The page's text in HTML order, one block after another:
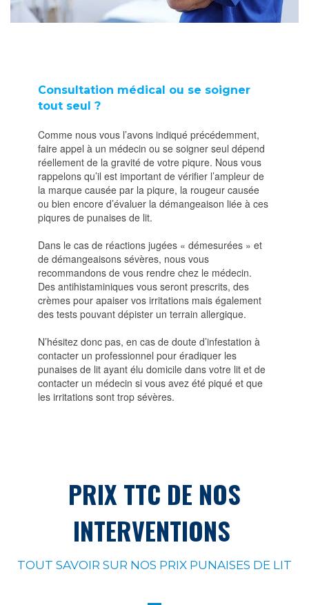
Consultation médical ou se soigner
tout seul ?
Comme nous vous l’avons indiqué précédemment,
faire appel à un médecin ou se soigner seul dépend
réellement de la gravité de votre piqure. Nous vous
rappelons qu’il est important de vérifier l’ampleur de
la marque causée par la piqure, la rougeur causée
ou bien encore d’évaluer la démangeaison liée à ces
piqures de punaises de lit.
Dans le cas de réactions jugées « démesurées » et
de démangeaisons sévères, nous vous
recommandons de vous rendre chez le médecin.
Des antihistaminiques vous seront prescrits, des
crèmes pour apaiser vos irritations mais également
des tests pouvant dépister un terrain allergique.
N’hésitez donc pas, en cas de doute d’infestation à
contacter un professionnel pour éradiquer les
punaises de lit ayant élu domicile dans votre lit et de
contacter un médecin si vous avez été piqué et que
les irritations sont trop sévères.
PRIX TTC DE NOS
INTERVENTIONS
TOUT SAVOIR SUR NOS PRIX PUNAISES DE LIT